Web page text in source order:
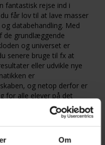
Om
fantastisk rejse ind i
får lov til at lave masser
databehandling. Med
de grundlæggende
og universet er
senere bruge til fx at
eller udvikle nye
er
og netop derfor er
for alle elever på det
af hvilken
dykke ned i
kemien og